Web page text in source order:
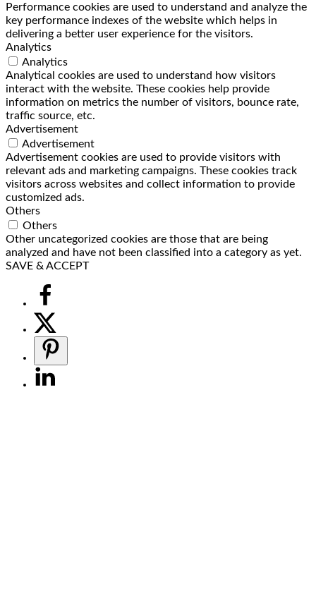
Performance cookies are used to understand and analyze the
key performance indexes of the website which helps in
delivering a better user experience for the visitors.
Analytics
Analytics
Analytical cookies are used to understand how visitors
interact with the website. These cookies help provide
information on metrics the number of visitors, bounce rate,
traffic source, etc.
Advertisement
Advertisement
Advertisement cookies are used to provide visitors with
relevant ads and marketing campaigns. These cookies track
visitors across websites and collect information to provide
customized ads.
Others
Others
Other uncategorized cookies are those that are being
analyzed and have not been classified into a category as yet.
SAVE & ACCEPT